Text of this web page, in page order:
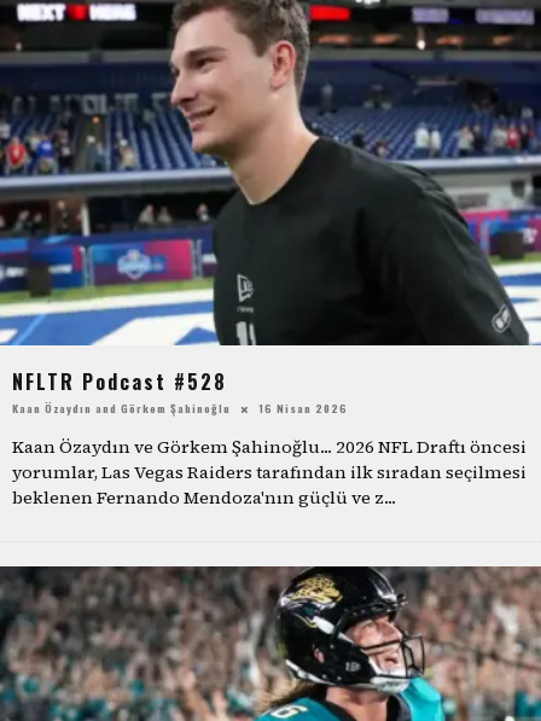
NFLTR Podcast #528
Kaan Özaydın and Görkem Şahinoğlu 16 Nisan 2026
Kaan Özaydın ve Görkem Şahinoğlu... 2026 NFL Draftı öncesi
yorumlar, Las Vegas Raiders tarafından ilk sıradan seçilmesi
beklenen Fernando Mendoza'nın güçlü ve z...